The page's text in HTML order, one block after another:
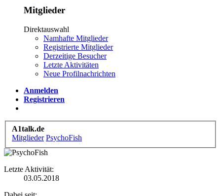
Mitglieder
Direktauswahl
Namhafte Mitglieder
Registrierte Mitglieder
Derzeitige Besucher
Letzte Aktivitäten
Neue Profilnachrichten
Anmelden
Registrieren
A1talk.de
Mitglieder PsychoFish
Letzte Aktivität:
03.05.2018